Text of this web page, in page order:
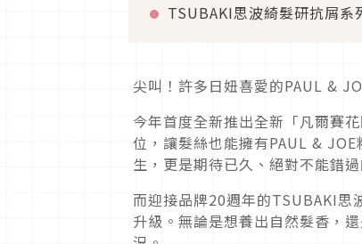
TSUBAKI思波綺髮研抗屑系
尖叫！許多日妞喜愛的PAUL &
今年首度全新推出全新「凡爾賽
位，讓髮絲也能擁有PAUL &
生，更是期待已久、絕對不能錯
而迎接品牌20週年的TSUBAKI思
升級。無論是想養出自然髮香，